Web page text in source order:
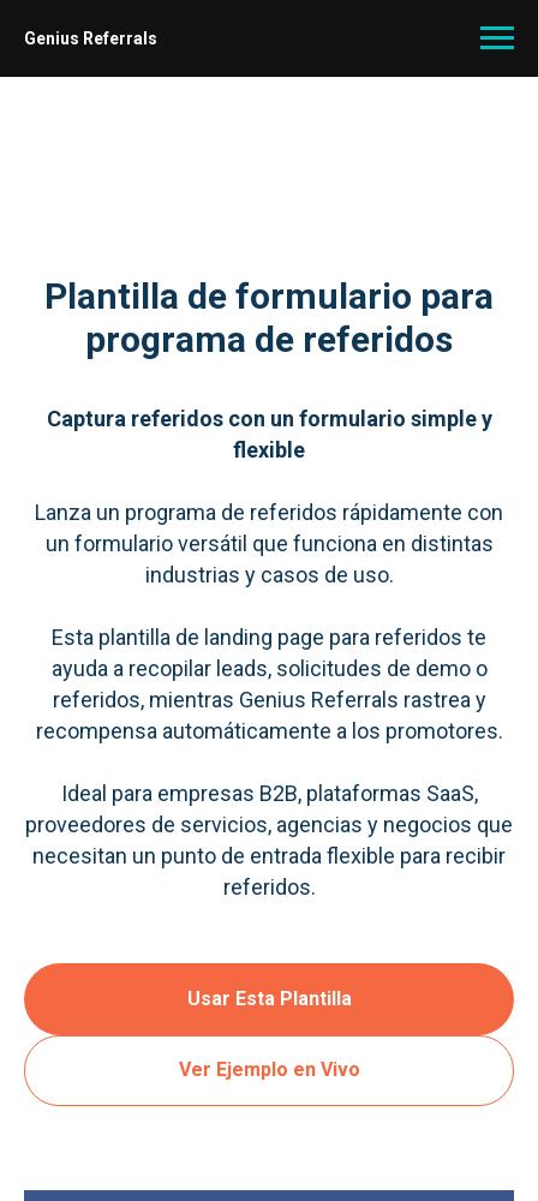
Genius Referrals
Plantilla de formulario para
programa de referidos
Captura referidos con un formulario simple y
flexible
Lanza un programa de referidos rápidamente con
un formulario versátil que funciona en distintas
industrias y casos de uso.
Esta plantilla de landing page para referidos te
ayuda a recopilar leads, solicitudes de demo o
referidos, mientras Genius Referrals rastrea y
recompensa automáticamente a los promotores.
Ideal para empresas B2B, plataformas SaaS,
proveedores de servicios, agencias y negocios que
necesitan un punto de entrada flexible para recibir
referidos.
Usar Esta Plantilla
Ver Ejemplo en Vivo